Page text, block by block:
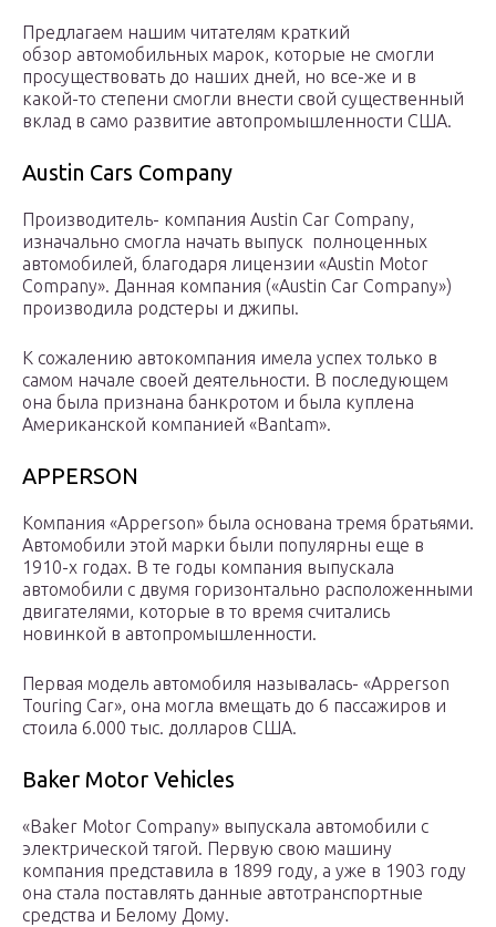
Предлагаем нашим читателям краткий
обзор автомобильных марок, которые не смогли
просуществовать до наших дней, но все-же и в
какой-то степени смогли внести свой существенный
вклад в само развитие автопромышленности США.
Austin Cars Company
Производитель- компания Austin Car Company,
изначально смогла начать выпуск полноценных
автомобилей, благодаря лицензии «Austin Motor
Company». Данная компания («Austin Car Company»)
производила родстеры и джипы.
К сожалению автокомпания имела успех только в
самом начале своей деятельности. В последующем
она была признана банкротом и была куплена
Американской компанией «Bantam».
APPERSON
Компания «Apperson» была основана тремя братьями.
Автомобили этой марки были популярны еще в
1910-х годах. В те годы компания выпускала
автомобили с двумя горизонтально расположенными
двигателями, которые в то время считались
новинкой в автопромышленности.
Первая модель автомобиля называлась- «Apperson
Touring Car», она могла вмещать до 6 пассажиров и
стоила 6.000 тыс. долларов США.
Baker Motor Vehicles
«Baker Motor Company» выпускала автомобили с
электрической тягой. Первую свою машину
компания представила в 1899 году, а уже в 1903 году
она стала поставлять данные автотранспортные
средства и Белому Дому.